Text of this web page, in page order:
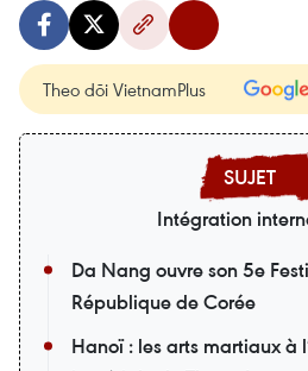
Theo dõi VietnamPlus
Intégration
Da Nang ouvre son 5e
République de Corée
Hanoï : les arts martiaux à